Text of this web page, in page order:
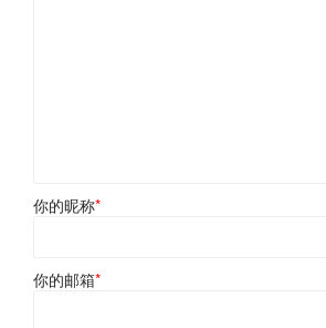
你的昵称*
你的邮箱*